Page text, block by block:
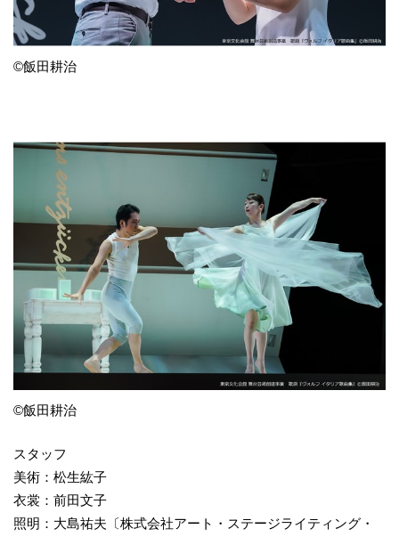
©飯田耕治
©飯田耕治
スタッフ
美術：松生紘子
衣裳：前田文子
照明：大島祐夫〔株式会社アート・ステージライティング・